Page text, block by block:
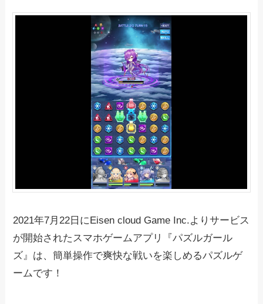
2021年7月22日にEisen cloud Game Inc.よりサービス
が開始されたスマホゲームアプリ『パズルガール
ズ』は、簡単操作で爽快な戦いを楽しめるパズルゲ
ームです！